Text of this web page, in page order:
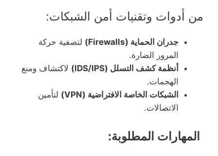
من أدوات وتقنيات أمن الشبكات:
جدران الحماية (Firewalls)
لتصفية حركة
المرور الضارة.
أنظمة كشف التسلل (IDS/IPS)
لاكتشاف ومنع
الهجمات.
الشبكات الخاصة الافتراضية (VPN)
لتأمين
الاتصالات.
المهارات المطلوبة: